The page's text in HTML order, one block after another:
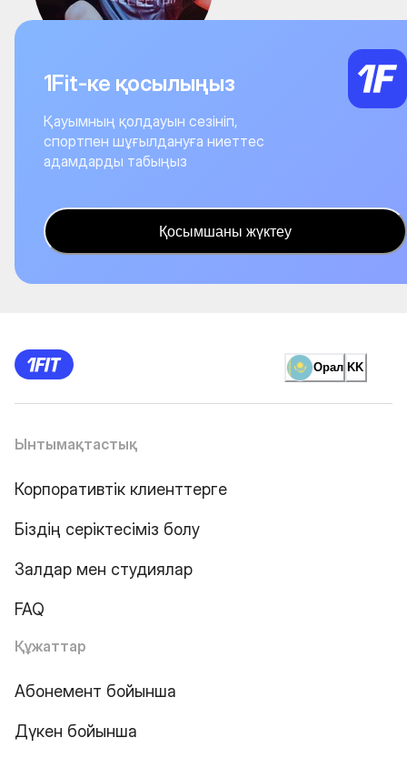
1Fit-ке қосылыңыз
Қауымның қолдауын сезініп,
спортпен шұғылдануға ниеттес
адамдарды табыңыз
Қосымшаны жүктеу
Орал KK
Ынтымақтастық
Корпоративтік клиенттерге
Біздің серіктесіміз болу
Залдар мен студиялар
FAQ
Құжаттар
Абонемент бойынша
Дүкен бойынша